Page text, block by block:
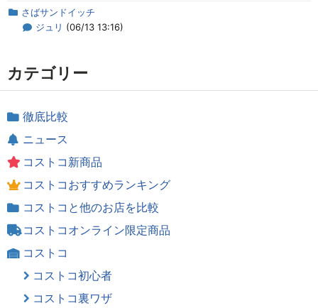
さばサンドイッチ
ジュリ (06/13 13:16)
カテゴリー
徹底比較
ニュース
コストコ新商品
コストコおすすめランキング
コストコと他のお店を比較
コストコオンライン限定商品
コストコ
コストコ初心者
コストコ裏ワザ